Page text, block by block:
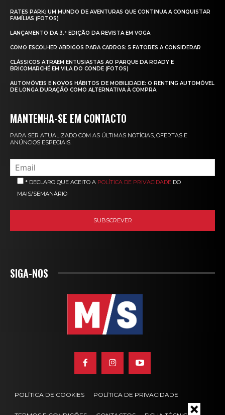
RATES PARK: UM MUNDO DE AVENTURAS QUE CONTINUA A CONQUISTAR
FAMÍLIAS (FOTOS)
LANÇAMENTO DA 3.ª EDIÇÃO DA REVISTA EM VOGA
COMO ESCOLHER ABRIGOS PARA CARROS: 5 FATORES A CONSIDERAR
CLÁSSICOS ATRAEM ENTUSIASTAS AO PARQUE DA ROADY E
BRICOMARCHÉ EM VILA DO CONDE (FOTOS)
AUTOMÓVEIS E NOVOS HÁBITOS DE MOBILIDADE: O RENTING AUTOMÓVEL
DE LONGA DURAÇÃO COMO ALTERNATIVA À COMPRA
MANTENHA-SE EM CONTACTO
PARA SER ATUALIZADO COM AS ÚLTIMAS NOTÍCIAS, OFERTAS E
ANÚNCIOS ESPECIAIS.
* DECLARO QUE ACEITO A POLÍTICA DE PRIVACIDADE DO
MAIS/SEMANÁRIO
SIGA-NOS
POLÍTICA DE COOKIES POLÍTICA DE PRIVACIDADE